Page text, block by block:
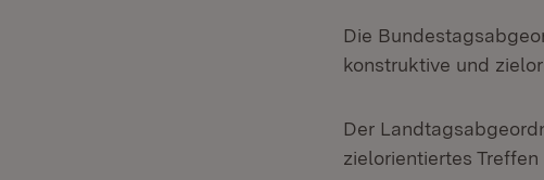
Die
konstruktive und
Der
zielorientiertes